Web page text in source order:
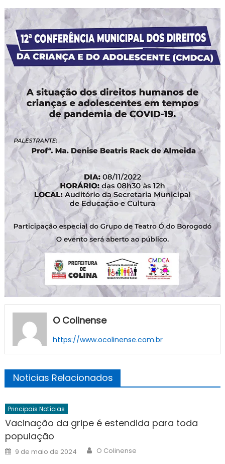
O Colinense
https://www.ocolinense.com.br
Noticias Relacionados
Principais Notícias
Vacinação da gripe é estendida para toda
população
Posted
on
9 de maio de 2024 Author
O Colinense